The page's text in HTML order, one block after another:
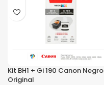
Kit BH1 + Gi 190 Canon Negro
Original